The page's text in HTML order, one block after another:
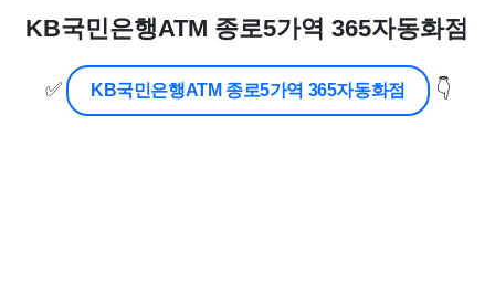
KB국민은행ATM 종로5가역 365자동화점
✅ KB국민은행ATM 종로5가역 365자동화점 👇